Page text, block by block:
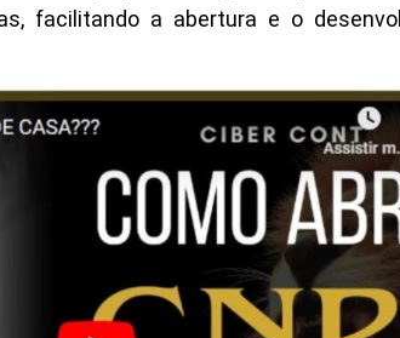
facilitando a abertura e o